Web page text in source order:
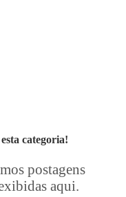
categoria!
postagens
aqui.